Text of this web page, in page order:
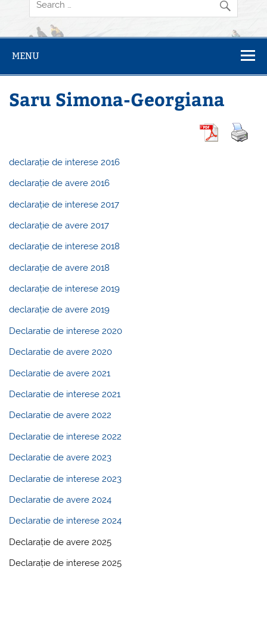
MENU
Saru Simona-Georgiana
declarație de interese 2016
declarație de avere 2016
declarație de interese 2017
declarație de avere 2017
declarație de interese 2018
declarație de avere 2018
declarație de interese 2019
declarație de avere 2019
Declaratie de interese 2020
Declaratie de avere 2020
Declaratie de avere 2021
Declaratie de interese 2021
Declaratie de avere 2022
Declaratie de interese 2022
Declaratie de avere 2023
Declaratie de interese 2023
Declaratie de avere 2024
Declaratie de interese 2024
Declarație de avere 2025
Declarație de interese 2025